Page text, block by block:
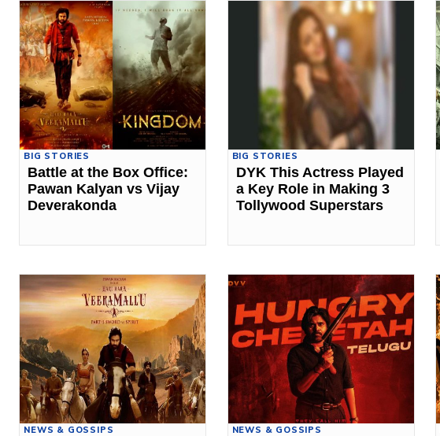
BIG STORIES
Battle at the Box Office:
Pawan Kalyan vs Vijay
Deverakonda
BIG STORIES
DYK This Actress Played
a Key Role in Making 3
Tollywood Superstars
NEWS & GOSSIPS NEWS & GOSSIPS